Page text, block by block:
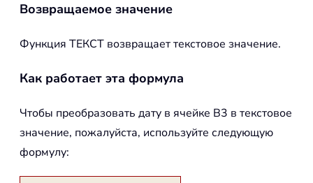
Возвращаемое значение
Функция ТЕКСТ возвращает текстовое значение.
Как работает эта формула
Чтобы преобразовать дату в ячейке B3 в текстовое
значение, пожалуйста, используйте следующую
формулу: